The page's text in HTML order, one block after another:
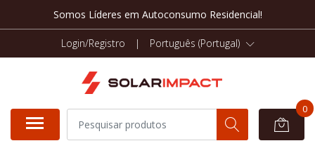
Somos Líderes em Autoconsumo Residencial!
Login/Registro | Português (Portugal)
0